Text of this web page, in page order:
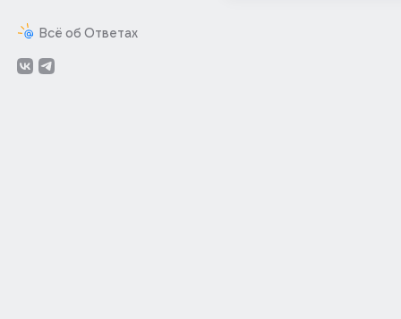
Всё об Ответах